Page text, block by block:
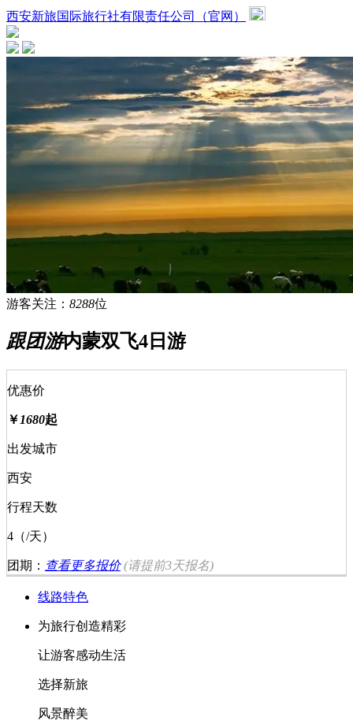
西安新旅国际旅行社有限责任公司（官网）
游客关注： 8288位
跟团游内蒙双飞4日游
优惠价
￥ 1680起
出发城市
西安
行程天数
4（/天）
团期： 查看更多报价 (请提前3天报名)
线路特色
为旅行创造精彩
让游客感动生活
选择新旅
风景醉美